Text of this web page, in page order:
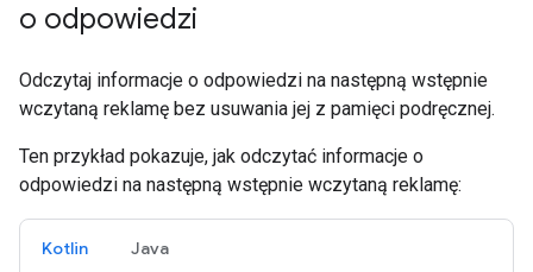
o odpowiedzi
Odczytaj informacje o odpowiedzi na następną wstępnie
wczytaną reklamę bez usuwania jej z pamięci podręcznej.
Ten przykład pokazuje, jak odczytać informacje o
odpowiedzi na następną wstępnie wczytaną reklamę:
Kotlin Java